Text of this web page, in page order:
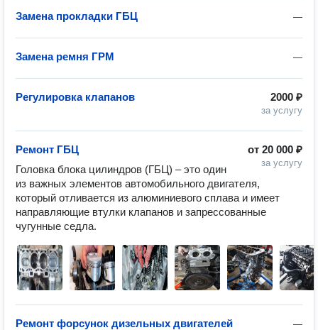
—
Замена прокладки ГБЦ
—
Замена ремня ГРМ
2000 ₽
за услугу
Регулировка клапанов
от 20 000 ₽
за услугу
Ремонт ГБЦ
Головка блока цилиндров (ГБЦ) – это один
из важных элементов автомобильного двигателя,
который отливается из алюминиевого сплава и имеет
направляющие втулки клапанов и запрессованные
чугунные седла.
—
Ремонт форсунок дизельных двигателей